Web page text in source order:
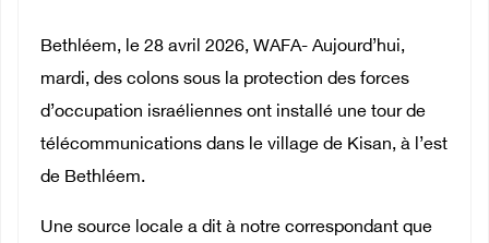
English
Bethléem, le 28 avril 2026, WAFA- Aujourd’hui,
mardi, des colons sous la protection des forces
d’occupation israéliennes ont installé une tour de
télécommunications dans le village de Kisan, à l’est
de Bethléem.
Une source locale a dit à notre correspondant que